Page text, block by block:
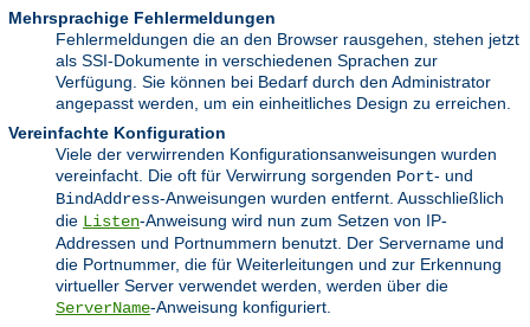
Mehrsprachige Fehlermeldungen
Fehlermeldungen die an den Browser rausgehen, stehen jetzt
als SSI-Dokumente in verschiedenen Sprachen zur
Verfügung. Sie können bei Bedarf durch den Administrator
angepasst werden, um ein einheitliches Design zu erreichen.
Vereinfachte Konfiguration
Viele der verwirrenden Konfigurationsanweisungen wurden
vereinfacht. Die oft für Verwirrung sorgenden Port- und
BindAddress-Anweisungen wurden entfernt. Ausschließlich
die Listen-Anweisung wird nun zum Setzen von IP-
Addressen und Portnummern benutzt. Der Servername und
die Portnummer, die für Weiterleitungen und zur Erkennung
virtueller Server verwendet werden, werden über die
ServerName-Anweisung konfiguriert.